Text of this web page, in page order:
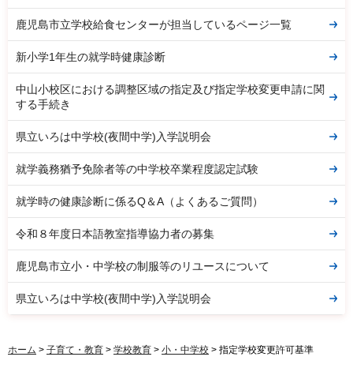
鹿児島市立学校給食センターが担当しているページ一覧
新小学1年生の就学時健康診断
中山小校区における調整区域の指定及び指定学校変更申請に関
する手続き
県立いろは中学校(夜間中学)入学説明会
就学義務猶予免除者等の中学校卒業程度認定試験
就学時の健康診断に係るQ＆A（よくあるご質問）
令和８年度日本語教室指導協力者の募集
鹿児島市立小・中学校の制服等のリユースについて
県立いろは中学校(夜間中学)入学説明会
ホーム > 子育て・教育 > 学校教育 > 小・中学校 > 指定学校変更許可基準